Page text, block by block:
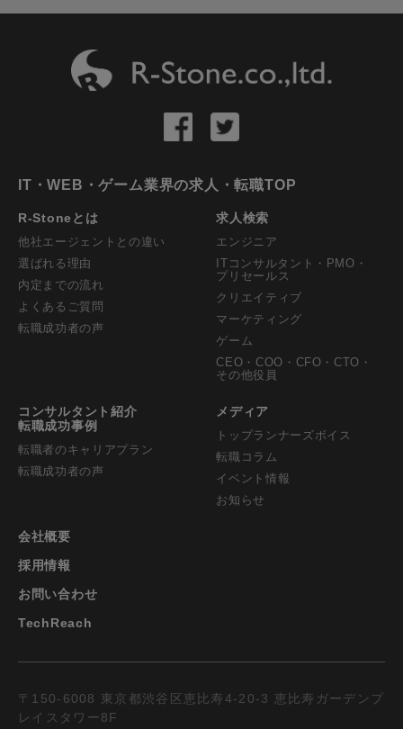
IT・WEB・ゲーム業界の求人・転職TOP
R-Stoneとは
他社エージェントとの違い
選ばれる理由
内定までの流れ
よくあるご質問
転職成功者の声
求人検索
エンジニア
ITコンサルタント・PMO・
プリセールス
クリエイティブ
マーケティング
ゲーム
CEO・COO・CFO・CTO・
その他役員
コンサルタント紹介
転職成功事例
転職者のキャリアプラン
転職成功者の声
メディア
トップランナーズボイス
転職コラム
イベント情報
お知らせ
会社概要
採用情報
お問い合わせ
TechReach
〒150-6008 東京都渋谷区恵比寿4-20-3 恵比寿ガーデンプ
レイスタワー8F